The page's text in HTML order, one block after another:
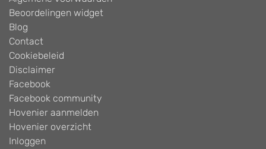
Beoordelingen widget
Blog
Contact
Cookiebeleid
Disclaimer
Facebook
Facebook community
Hovenier aanmelden
Hovenier overzicht
Inloggen